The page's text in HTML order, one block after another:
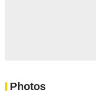
Photos